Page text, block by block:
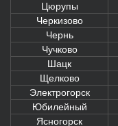
Цюрупы
Черкизово
Чернь
Чучково
Шацк
Щелково
Электрогорск
Юбилейный
Ясногорск